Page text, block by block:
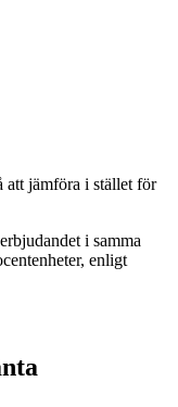
att jämföra i stället för
i samma
enligt